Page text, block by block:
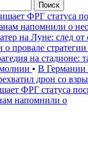
Поиск
ФРГ статуса
напомнили о
на Луне: след от
о провале
на стадионе:
• В Германии
дрон со
ФРГ статуса
напомнили о